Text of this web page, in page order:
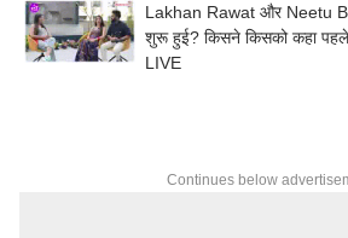
Lakhan Rawat और Neetu
शुरू हुई? किसने किसको कहा
LIVE
Continues below